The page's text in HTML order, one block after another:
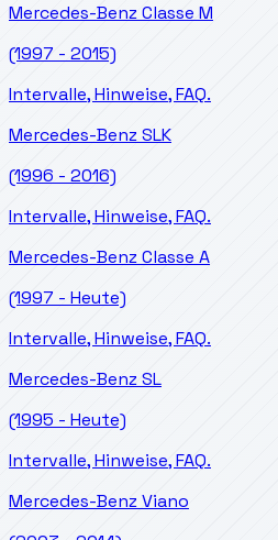
Mercedes-BenzClasse M
(1997 - 2015)
Intervalle, Hinweise, FAQ.
Mercedes-BenzSLK
(1996 - 2016)
Intervalle, Hinweise, FAQ.
Mercedes-BenzClasse A
(1997 - Heute)
Intervalle, Hinweise, FAQ.
Mercedes-BenzSL
(1995 - Heute)
Intervalle, Hinweise, FAQ.
Mercedes-BenzViano